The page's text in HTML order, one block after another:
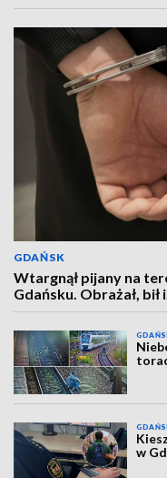
GDAŃSK
Wtargnął pijany na
Gdańsku. Obrażał,
w